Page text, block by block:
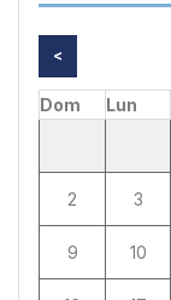
<
Dom Lun
2 3
9 10